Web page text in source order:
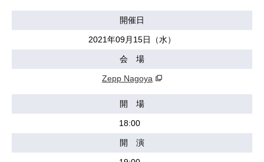
開催日
2021年09月15日（水）
会 場
Zepp Nagoya
開 場
18:00
開 演